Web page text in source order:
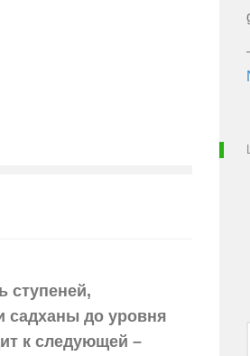
ступеней,
садханы до уровня
к следующей –